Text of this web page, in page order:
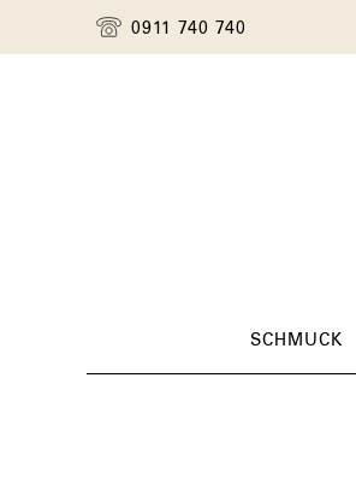
0911 740 740
SCHMUCK